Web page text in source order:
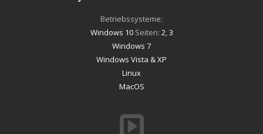
Betriebssysteme:
Windows 10Seiten: 2 3
Windows 7
Windows Vista & XP
Linux
MacOS